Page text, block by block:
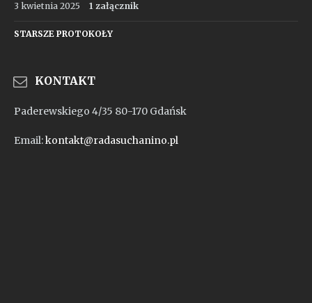
3 kwietnia 2025 1 załącznik
STARSZE PROTOKOŁY
KONTAKT
Paderewskiego 4/35 80-170 Gdańsk
Email:kontakt@radasuchanino.pl